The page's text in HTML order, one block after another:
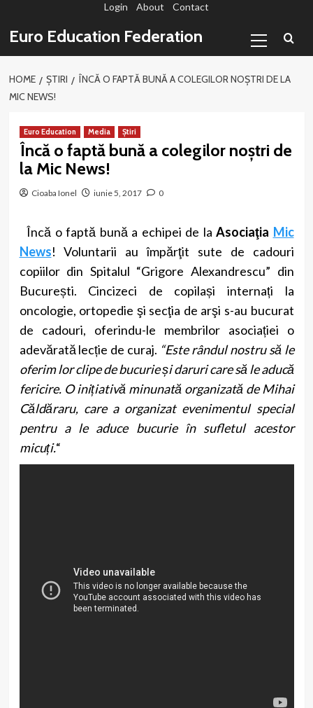
conținut
Login About Contact
Euro Education Federation
Menu
HOME ȘTIRI
ÎNCĂ O FAPTĂ BUNĂ A COLEGILOR NOȘTRI DE LA
MIC NEWS!
Euro Education Media Știri
Încă o faptă bună a colegilor noștri de
la Mic News!
Cioaba Ionel iunie 5, 2017 0
Încă o faptă bună a echipei de laAsociaţia Mic
News! Voluntarii au împărţit sute de cadouri
copiilor din Spitalul “Grigore Alexandrescu” din
București. Cincizeci de copilași internați la
oncologie, ortopedie şi secţia de arşi s-au bucurat
de cadouri, oferindu-le membrilor asociației o
adevărată lecție de curaj. “Este rândul nostru să le
oferim lor clipe de bucurie și daruri care să le aducă
fericire. O inițiativă minunată organizată de Mihai
Căldăraru, care a organizat evenimentul special
pentru a le aduce bucurie în sufletul acestor
micuți.“